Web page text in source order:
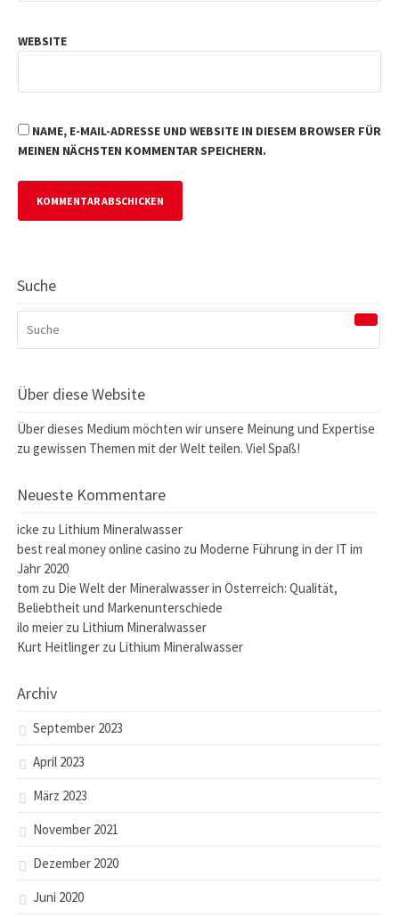
WEBSITE
NAME, E-MAIL-ADRESSE UND WEBSITE IN DIESEM BROWSER FÜR
MEINEN NÄCHSTEN KOMMENTAR SPEICHERN.
Suche
NACH:
Über diese Website
Über dieses Medium möchten wir unsere Meinung und Expertise
zu gewissen Themen mit der Welt teilen. Viel Spaß!
Neueste Kommentare
icke zu Lithium Mineralwasser
best real money online casino zu Moderne Führung in der IT im
Jahr 2020
tom zu Die Welt der Mineralwasser in Österreich: Qualität,
Beliebtheit und Markenunterschiede
ilo meier zu Lithium Mineralwasser
Kurt Heitlinger zu Lithium Mineralwasser
Archiv
September 2023
April 2023
März 2023
November 2021
Dezember 2020
Juni 2020